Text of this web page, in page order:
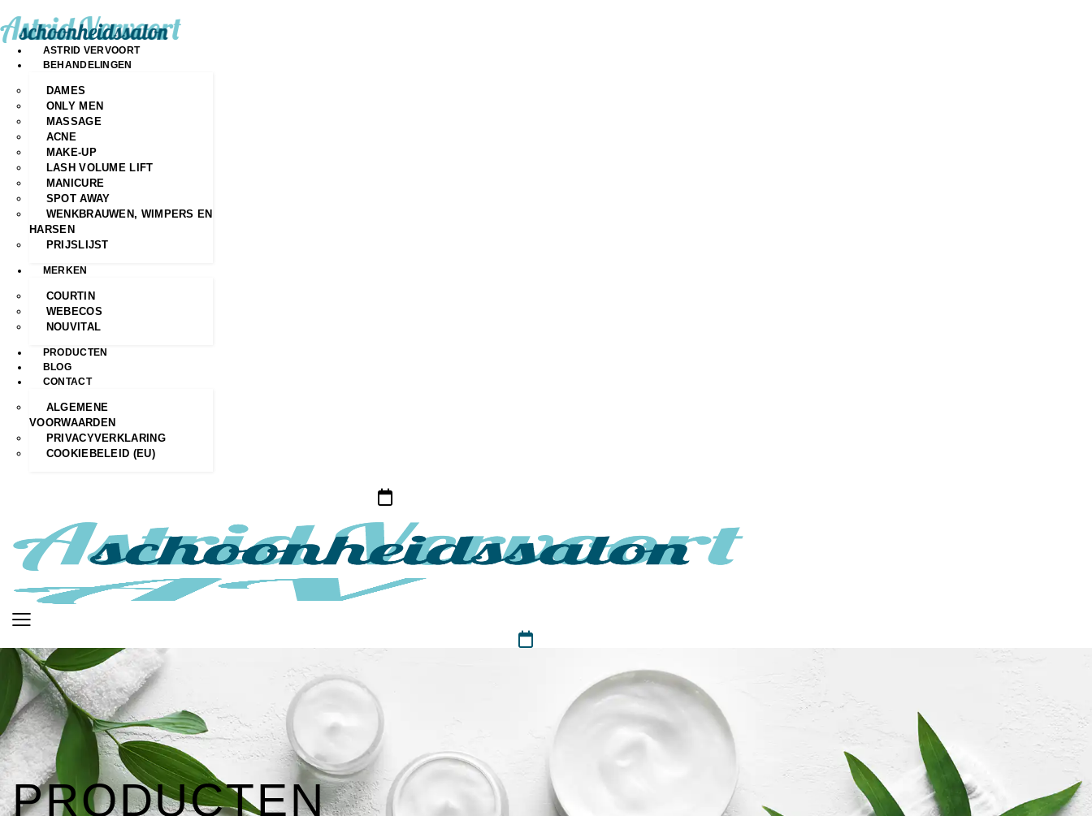
ASTRID VERVOORT
BEHANDELINGEN
DAMES
ONLY MEN
MASSAGE
ACNE
MAKE-UP
LASH VOLUME LIFT
MANICURE
SPOT AWAY
WENKBRAUWEN, WIMPERS EN
HARSEN
PRIJSLIJST
MERKEN
COURTIN
WEBECOS
NOUVITAL
PRODUCTEN
BLOG
CONTACT
ALGEMENE
VOORWAARDEN
PRIVACYVERKLARING
COOKIEBELEID (EU)
PRODUCTEN